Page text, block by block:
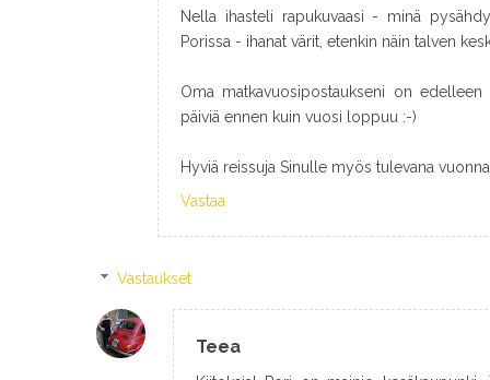
Nella ihasteli rapukuvaasi - minä
Porissa - ihanat värit, etenkin näin talven
Oma matkavuosipostaukseni on
päiviä ennen kuin vuosi loppuu :-)
Hyviä reissuja Sinulle myös tulevana
Vastaa
Vastaukset
Teea